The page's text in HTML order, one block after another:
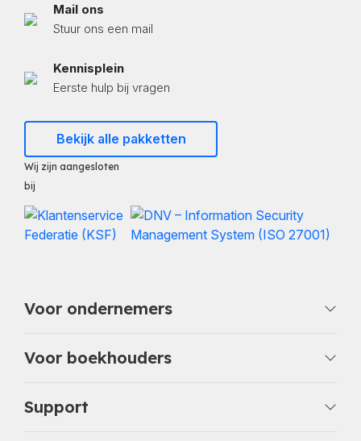
Mail ons
Stuur ons een mail
Kennisplein
Eerste hulp bij vragen
Bekijk alle pakketten
Wij zijn aangesloten
bij
Voor ondernemers
Voor boekhouders
Support